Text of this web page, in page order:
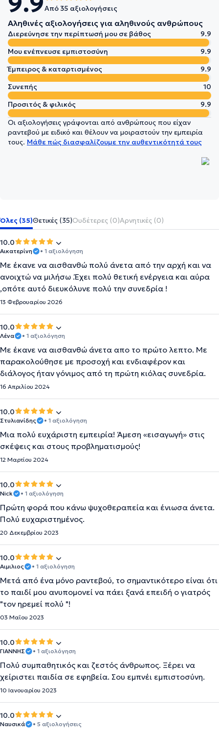
Από 35 αξιολογήσεις
Αληθινές αξιολογήσεις για αληθινούς ανθρώπους
Διερεύνησε την περίπτωσή μου σε βάθος
9.9
Μου ενέπνευσε εμπιστοσύνη
9.9
Έμπειρος & καταρτισμένος
9.9
Συνεπής
10
Προσιτός & φιλικός
9.9
Οι αξιολογήσεις γράφονται από ανθρώπους που είχαν
ραντεβού με ειδικό και θέλουν να μοιραστούν την εμπειρία
τους. Μάθε πώς διασφαλίζουμε την αυθεντικότητά τους
Όλες (35)Θετικές (35)Ουδέτερες (0)Αρνητικές (0)
10.0
Αικατερίνη • 1 αξιολόγηση
Με έκανε να αισθανθώ πολύ άνετα από την αρχή και να
ανοιχτώ να μιλήσω .Έχει πολύ θετική ενέργεια και αύρα
,οπότε αυτό διευκόλυνε πολύ την συνεδρία !
13 Φεβρουαρίου 2026
10.0
Λένα • 1 αξιολόγηση
Με έκανε να αισθανθώ άνετα απο το πρώτο λεπτο. Με
παρακολούθησε με προσοχή και ενδιαφέρον και
διάλογος ήταν γόνιμος από τη πρώτη κιόλας συνεδρία.
16 Απριλίου 2024
10.0
Στυλιανίδης • 1 αξιολόγηση
Μια πολύ ευχάριστη εμπειρία! Άμεση «εισαγωγή» στις
σκέψεις και στους προβληματισμούς!
12 Μαρτίου 2024
10.0
Nick • 1 αξιολόγηση
Πρώτη φορά που κάνω ψυχοθεραπεία και ένιωσα άνετα.
Πολύ ευχαριστημένος.
20 Δεκεμβρίου 2023
10.0
Αιμιλιος • 1 αξιολόγηση
Μετά από ένα μόνο ραντεβού, το σημαντικότερο είναι ότι
το παιδί μου ανυπομονεί να πάει ξανά επειδή ο γιατρός
"τον ηρεμεί πολύ "!
03 Μαΐου 2023
10.0
ΓΙΑΝΝΗΣ • 1 αξιολόγηση
Πολύ συμπαθητικός και ζεστός άνθρωπος. Ξέρει να
χείριστει παιδία σε εφηβεία. Σου εμπνέι εμπιστοσύνη.
10 Ιανουαρίου 2023
10.0
Ναυσικά • 5 αξιολογήσεις